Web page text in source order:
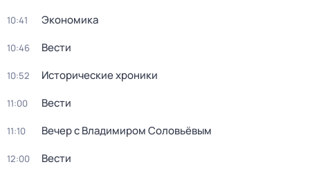
10:41 Экономика
10:46 Вести
10:52 Исторические хроники
11:00 Вести
11:10 Вечер с Владимиром Соловьёвым
12:00 Вести